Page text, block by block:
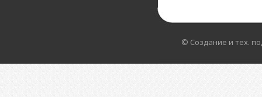
© Создание и тех.